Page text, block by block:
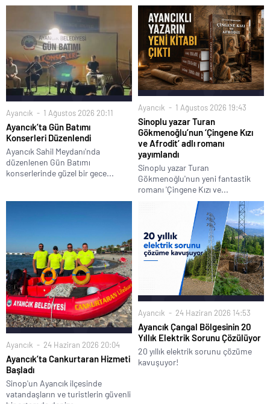
Ayancık 1 Ağustos 2026 20:11
Ayancık’ta Gün Batımı
Konserleri Düzenlendi
Ayancık Sahil Meydanı'nda
düzenlenen Gün Batımı
konserlerinde güzel bir gece...
Ayancık 1 Ağustos 2026 19:43
Sinoplu yazar Turan
Gökmenoğlu’nun ‘Çingene Kızı
ve Afrodit’ adlı romanı
yayımlandı
Sinoplu yazar Turan
Gökmenoğlu'nun yeni fantastik
romanı 'Çingene Kızı ve...
Ayancık 24 Haziran 2026 20:04
Ayancık’ta Cankurtaran Hizmeti
Başladı
Sinop'un Ayancık ilçesinde
vatandaşların ve turistlerin güvenli
Ayancık 24 Haziran 2026 14:53
Ayancık Çangal Bölgesinin 20
Yıllık Elektrik Sorunu Çözülüyor
20 yıllık elektrik sorunu çözüme
kavuşuyor!